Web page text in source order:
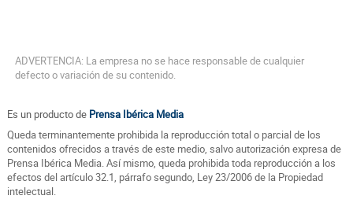
ADVERTENCIA: La empresa no se hace responsable de cualquier
defecto o variación de su contenido.
Es un producto de Prensa Ibérica Media
Queda terminantemente prohibida la reproducción total o parcial de los
contenidos ofrecidos a través de este medio, salvo autorización expresa de
Prensa Ibérica Media. Así mismo, queda prohibida toda reproducción a los
efectos del artículo 32.1, párrafo segundo, Ley 23/2006 de la Propiedad
intelectual.